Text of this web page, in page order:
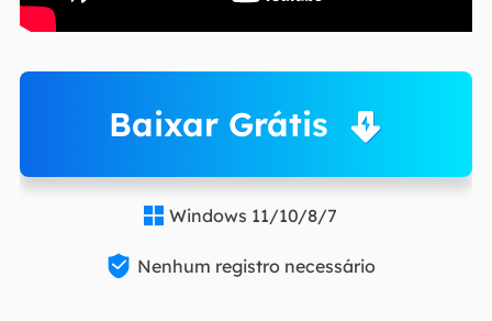
Baixar Grátis
 Windows 11/10/8/7
 Nenhum registro necessário